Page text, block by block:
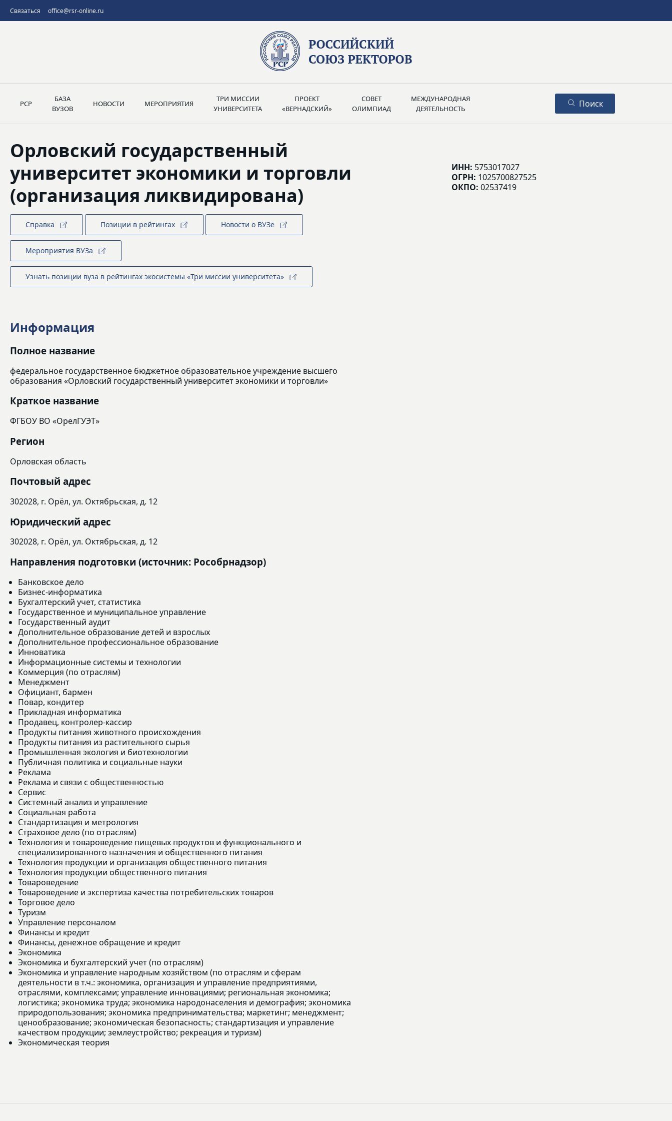
Связаться office@rsr-online.ru
РСР
БАЗА
ВУЗОВ
НОВОСТИ МЕРОПРИЯТИЯ
ТРИ МИССИИ
УНИВЕРСИТЕТА
ПРОЕКТ
«ВЕРНАДСКИЙ»
СОВЕТ
ОЛИМПИАД
МЕЖДУНАРОДНАЯ
ДЕЯТЕЛЬНОСТЬ
Поиск
Орловский государственный
университет экономики и торговли
(организация ликвидирована)
Справка Позиции в рейтингах Новости о ВУЗе
Мероприятия ВУЗа
Узнать позиции вуза в рейтингах экосистемы «Три миссии университета»
Информация
Полное название
федеральное государственное бюджетное образовательное учреждение высшего
образования «Орловский государственный университет экономики и торговли»
Краткое название
ФГБОУ ВО «ОрелГУЭТ»
Регион
Орловская область
Почтовый адрес
302028, г. Орёл, ул. Октябрьская, д. 12
Юридический адрес
302028, г. Орёл, ул. Октябрьская, д. 12
Направления подготовки (источник: Рособрнадзор)
Банковское дело
Бизнес-информатика
Бухгалтерский учет, статистика
Государственное и муниципальное управление
Государственный аудит
Дополнительное образование детей и взрослых
Дополнительное профессиональное образование
Инноватика
Информационные системы и технологии
Коммерция (по отраслям)
Менеджмент
Официант, бармен
Повар, кондитер
Прикладная информатика
Продавец, контролер-кассир
Продукты питания животного происхождения
Продукты питания из растительного сырья
Промышленная экология и биотехнологии
Публичная политика и социальные науки
Реклама
Реклама и связи с общественностью
Сервис
Системный анализ и управление
Социальная работа
Стандартизация и метрология
Страховое дело (по отраслям)
Технология и товароведение пищевых продуктов и функционального и
специализированного назначения и общественного питания
Технология продукции и организация общественного питания
Технология продукции общественного питания
Товароведение
Товароведение и экспертиза качества потребительских товаров
Торговое дело
Туризм
Управление персоналом
Финансы и кредит
Финансы, денежное обращение и кредит
Экономика
Экономика и бухгалтерский учет (по отраслям)
Экономика и управление народным хозяйством (по отраслям и сферам
деятельности в т.ч.: экономика, организация и управление предприятиями,
отраслями, комплексами; управление инновациями; региональная экономика;
логистика; экономика труда; экономика народонаселения и демография; экономика
природопользования; экономика предпринимательства; маркетинг; менеджмент;
ценообразование; экономическая безопасность; стандартизация и управление
качеством продукции; землеустройство; рекреация и туризм)
Экономическая теория
ИНН: 5753017027
ОГРН: 1025700827525
ОКПО: 02537419